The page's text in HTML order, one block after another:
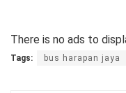
There is no ads to
Tags: bus harapan jaya